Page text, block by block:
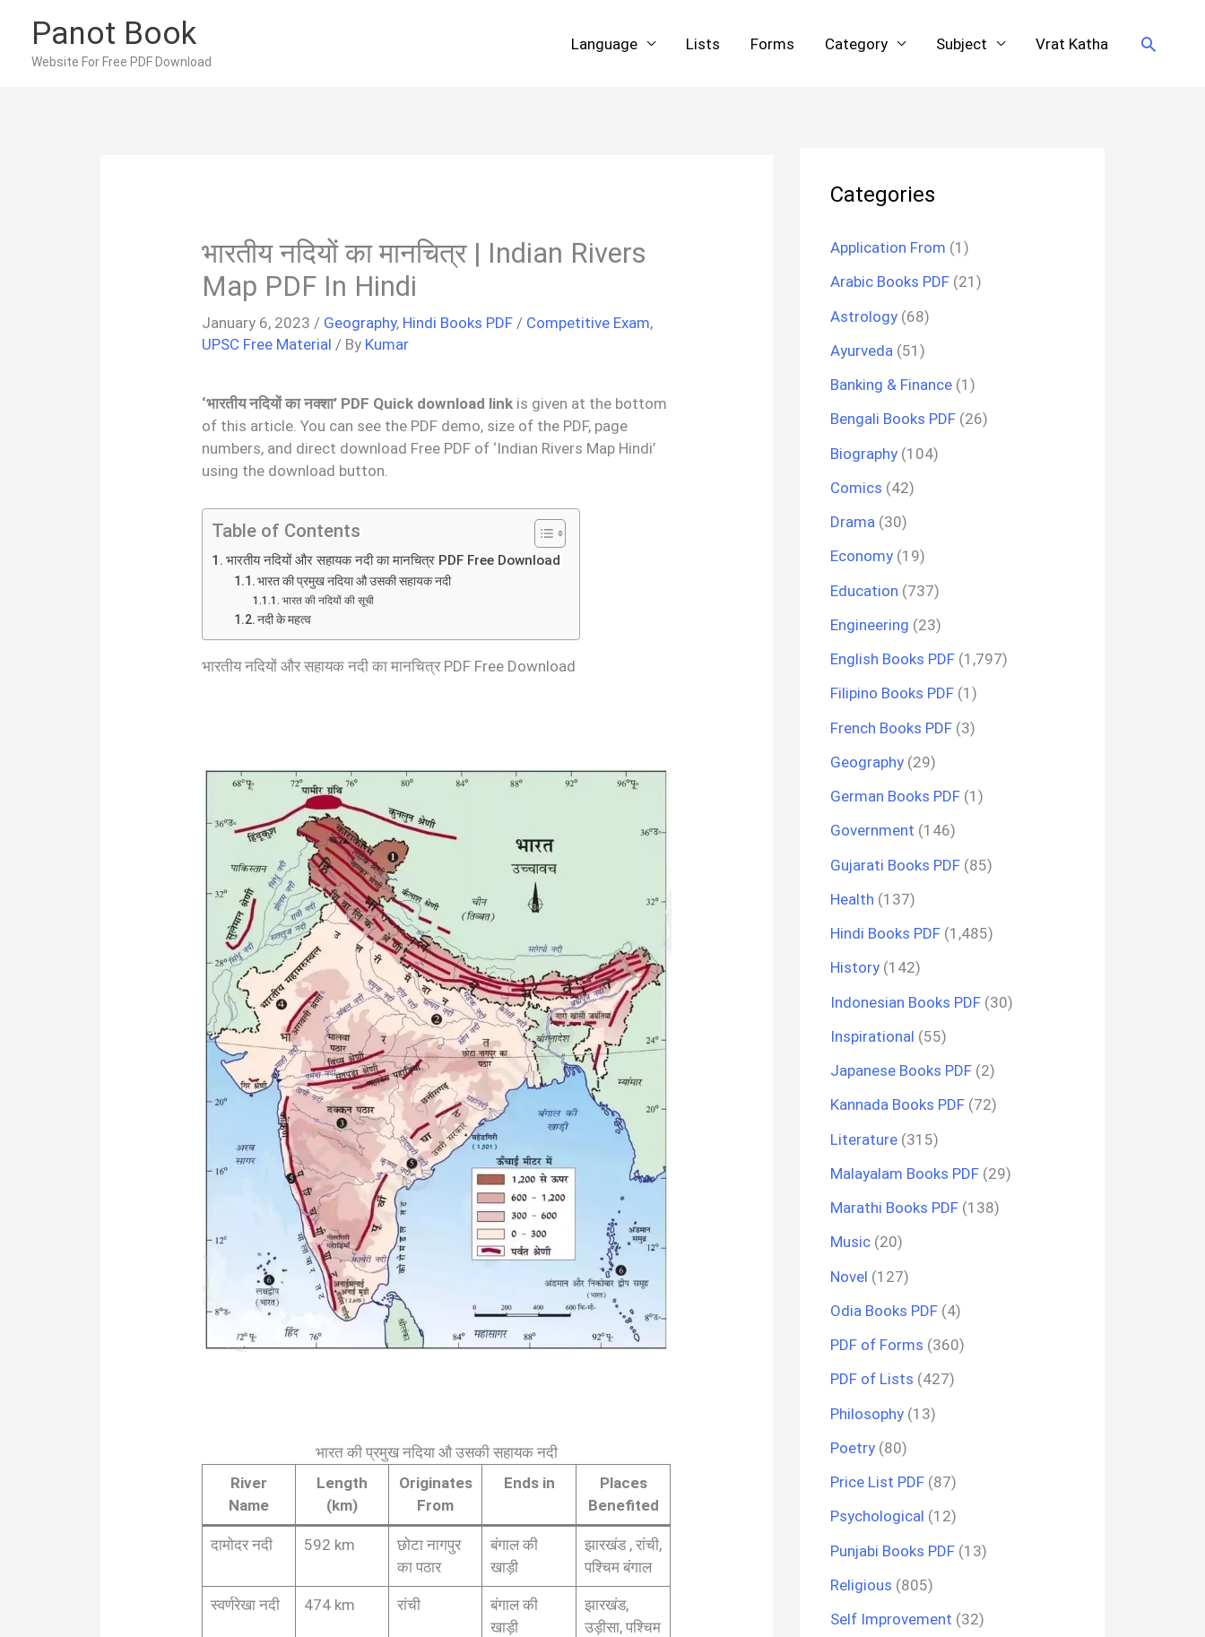
content
Panot Book
Website For Free PDF Download
Language Lists Forms Category Subject Vrat Katha Search
भारतीय नदियों का मानचित्र | Indian Rivers
Map PDF In Hindi
January 6, 2023 / Geography, Hindi Books PDF / Competitive Exam,
UPSC Free Material / By Kumar
‘भारतीय नदियों का नक्शा’ PDF Quick download link is given at the bottom
of this article. You can see the PDF demo, size of the PDF, page
numbers, and direct download Free PDF of ‘Indian Rivers Map Hindi’
using the download button.
Table of Contents
भारतीय नदियों और सहायक नदी का मानचित्र PDF Free Download
भारत की प्रमुख नदिया औ उसकी सहायक नदी
भारत की नदियों की सूची
नदी के महत्व
भारतीय नदियों और सहायक नदी का मानचित्र PDF Free Download
भारत की प्रमुख नदिया औ उसकी सहायक नदी
River
Name
Length
(km)
Originates
From
Ends in
Places
Benefited
दामोदर नदी 592 km
छोटा नागपुर
का पठार
बंगाल की
खाड़ी
झारखंड , रांची,
पश्चिम बंगाल
स्वर्णरेखा नदी 474 km रांची
बंगाल की
खाड़ी
झारखंड,
उड़ीसा, पश्चिम
Categories
Application From (1)
Arabic Books PDF (21)
Astrology (68)
Ayurveda (51)
Banking & Finance (1)
Bengali Books PDF (26)
Biography (104)
Comics (42)
Drama (30)
Economy (19)
Education (737)
Engineering (23)
English Books PDF (1,797)
Filipino Books PDF (1)
French Books PDF (3)
Geography (29)
German Books PDF (1)
Government (146)
Gujarati Books PDF (85)
Health (137)
Hindi Books PDF (1,485)
History (142)
Indonesian Books PDF (30)
Inspirational (55)
Japanese Books PDF (2)
Kannada Books PDF (72)
Literature (315)
Malayalam Books PDF (29)
Marathi Books PDF (138)
Music (20)
Novel (127)
Odia Books PDF (4)
PDF of Forms (360)
PDF of Lists (427)
Philosophy (13)
Poetry (80)
Price List PDF (87)
Psychological (12)
Punjabi Books PDF (13)
Religious (805)
Self Improvement (32)